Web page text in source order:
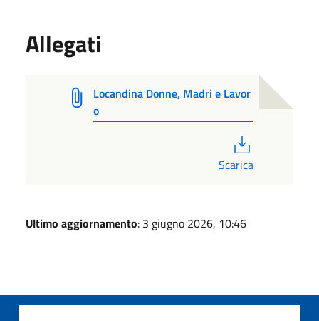
Allegati
Locandina Donne, Madri e Lavor
o
Scarica
Ultimo aggiornamento: 3 giugno 2026, 10:46